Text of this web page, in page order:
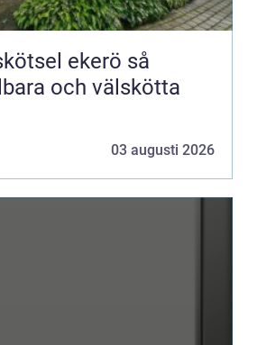
ekerö så
och välskötta
03 augusti 2026